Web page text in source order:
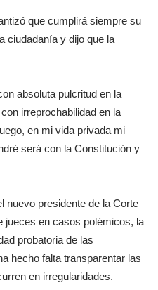
que cumplirá siempre su
ciudadanía y dijo que la
absoluta pulcritud en la
irreprochabilidad en la
en mi vida privada mi
será con la Constitución y
nuevo presidente de la Corte
jueces en casos polémicos, la
probatoria de las
hecho falta transparentar las
en irregularidades.